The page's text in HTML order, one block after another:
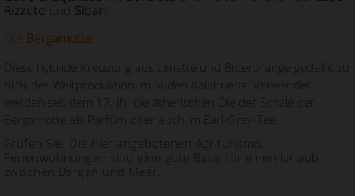
Rizzuto und Sibari.
Die Bergamotte
Diese hybride Kreuzung aus Limette und Bitterorange gedeiht zu
90% der Weltproduktion im Süden Kalabriens. Verwendet
werden seit dem 17. Jh. die ätherischen Öle der Schale der
Bergamotte als Parfüm oder auch im Earl-Grey-Tee.
Prüfen Sie: Die hier angebotenen Agriturismo,
Ferienwohnungen sind eine gute Basis für einen Urlaub
zwischen Bergen und Meer.